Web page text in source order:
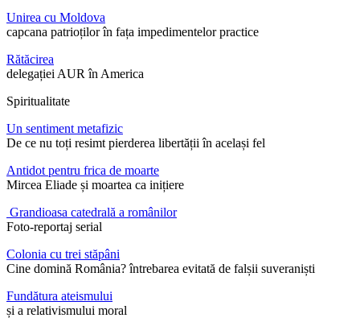
Unirea cu Moldova
capcana patrioților în fața impedimentelor practice
Rătăcirea
delegației AUR în America
Spiritualitate
Un sentiment metafizic
De ce nu toți resimt pierderea libertății în același fel
Antidot pentru frica de moarte
Mircea Eliade și moartea ca inițiere
Grandioasa catedrală a românilor
Foto-reportaj serial
Colonia cu trei stăpâni
Cine domină România? întrebarea evitată de falșii suveraniști
Fundătura ateismului
și a relativismului moral